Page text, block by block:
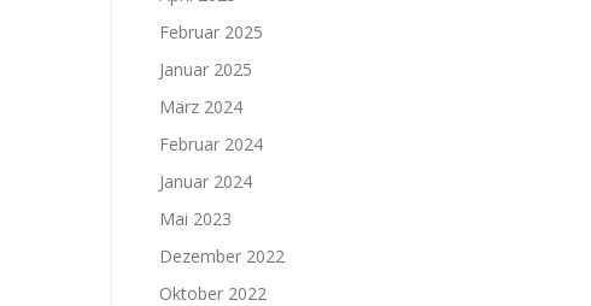
Februar 2025
Januar 2025
März 2024
Februar 2024
Januar 2024
Mai 2023
Dezember 2022
Oktober 2022